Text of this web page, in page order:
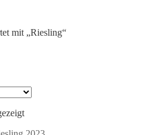
mit „Riesling“